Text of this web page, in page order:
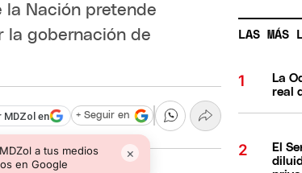
la Nación pretende
la gobernación de
MDZol en
a tus medios
en Google
×
+ Seguir en
LAS MÁS
La
real
El